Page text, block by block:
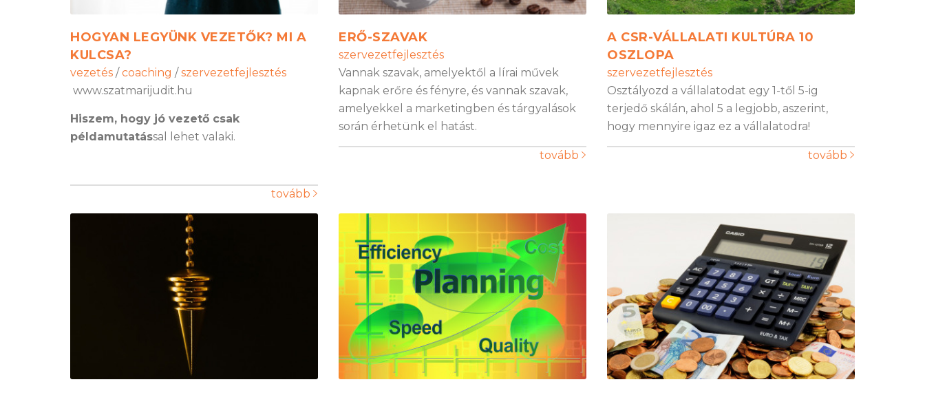
HOGYAN LEGYÜNK VEZETŐK? MI A
KULCSA?
vezetés / coaching / szervezetfejlesztés
www.szatmarijudit.hu
Hiszem, hogy jó vezető csak
példamutatással lehet valaki.
tovább
ERŐ-SZAVAK
szervezetfejlesztés
Vannak szavak, amelyektől a lírai művek
kapnak erőre és fényre, és vannak szavak,
amelyekkel a marketingben és tárgyalások
során érhetünk el hatást.
tovább
A CSR-VÁLLALATI KULTÚRA 10
OSZLOPA
szervezetfejlesztés
Osztályozd a vállalatodat egy 1-től 5-ig
terjedő skálán, ahol 5 a legjobb, aszerint,
hogy mennyire igaz ez a vállalatodra!
tovább